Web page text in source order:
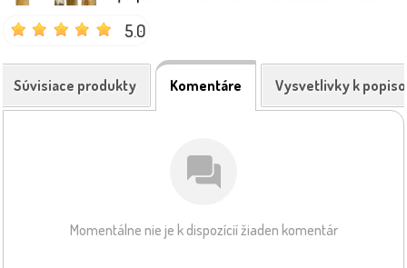
5.0
Súvisiace produkty Komentáre Vysvetlivky k
Momentálne nie je k dispozícií žiaden komentár